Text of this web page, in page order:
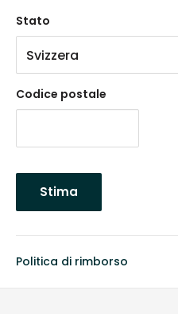
Stato
Codice postale
Stima
Politica di rimborso